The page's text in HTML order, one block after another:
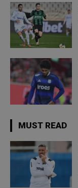
MUST READ